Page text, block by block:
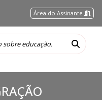
Área do Assinante